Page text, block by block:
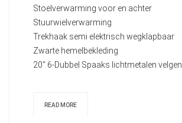
Stoelverwarming voor en achter
Stuurwielverwarming
Trekhaak semi elektrisch wegklapbaar
Zwarte hemelbekleding
20" 6-Dubbel Spaaks lichtmetalen velgen
READ MORE